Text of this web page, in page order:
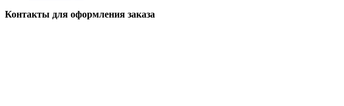
Контакты для оформления заказа